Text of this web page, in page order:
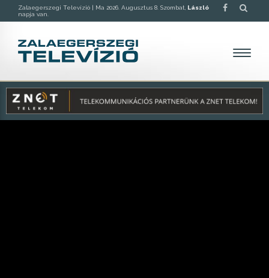
Zalaegerszegi Televízió | Ma 2026. Augusztus 8. Szombat, László
napja van.